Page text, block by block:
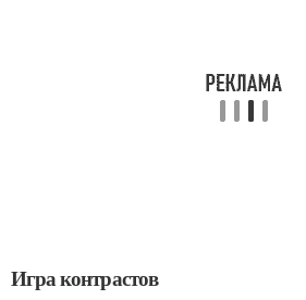
Игра контрастов